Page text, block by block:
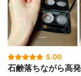
5.00
石鹸落ちながら高